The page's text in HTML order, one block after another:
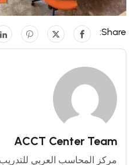
Share:
ACCT Center Team
مركز المحاسب العربي للتدريب